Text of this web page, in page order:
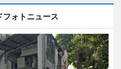
フォトニュース